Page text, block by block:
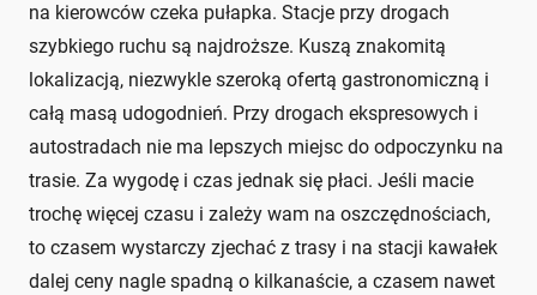
na kierowców czeka pułapka. Stacje przy drogach
szybkiego ruchu są najdroższe. Kuszą znakomitą
lokalizacją, niezwykle szeroką ofertą gastronomiczną i
całą masą udogodnień. Przy drogach ekspresowych i
autostradach nie ma lepszych miejsc do odpoczynku na
trasie. Za wygodę i czas jednak się płaci. Jeśli macie
trochę więcej czasu i zależy wam na oszczędnościach,
to czasem wystarczy zjechać z trasy i na stacji kawałek
dalej ceny nagle spadną o kilkanaście, a czasem nawet